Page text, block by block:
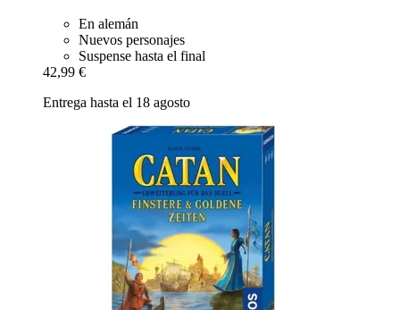
En alemán
Nuevos personajes
Suspense hasta el final
42,99 €
Entrega hasta el 18 agosto